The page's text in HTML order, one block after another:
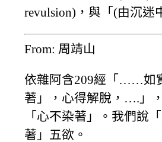
revulsion)，與「(由沉迷
From: 周靖山
依雜阿含209經「……如
著」，心得解脫，….」
「心不染著」。我們說
著」五欲。